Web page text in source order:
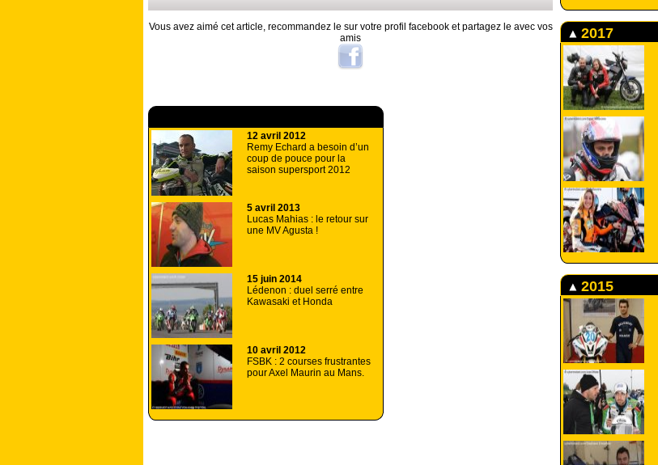
Vous avez aimé cet article, recommandez le sur votre profil facebook et partagez le avec vos
amis
12 avril 2012
Remy Echard a besoin d’un
coup de pouce pour la
saison supersport 2012
5 avril 2013
Lucas Mahias : le retour sur
une MV Agusta !
15 juin 2014
Lédenon : duel serré entre
Kawasaki et Honda
10 avril 2012
FSBK : 2 courses frustrantes
pour Axel Maurin au Mans.
2017
2015